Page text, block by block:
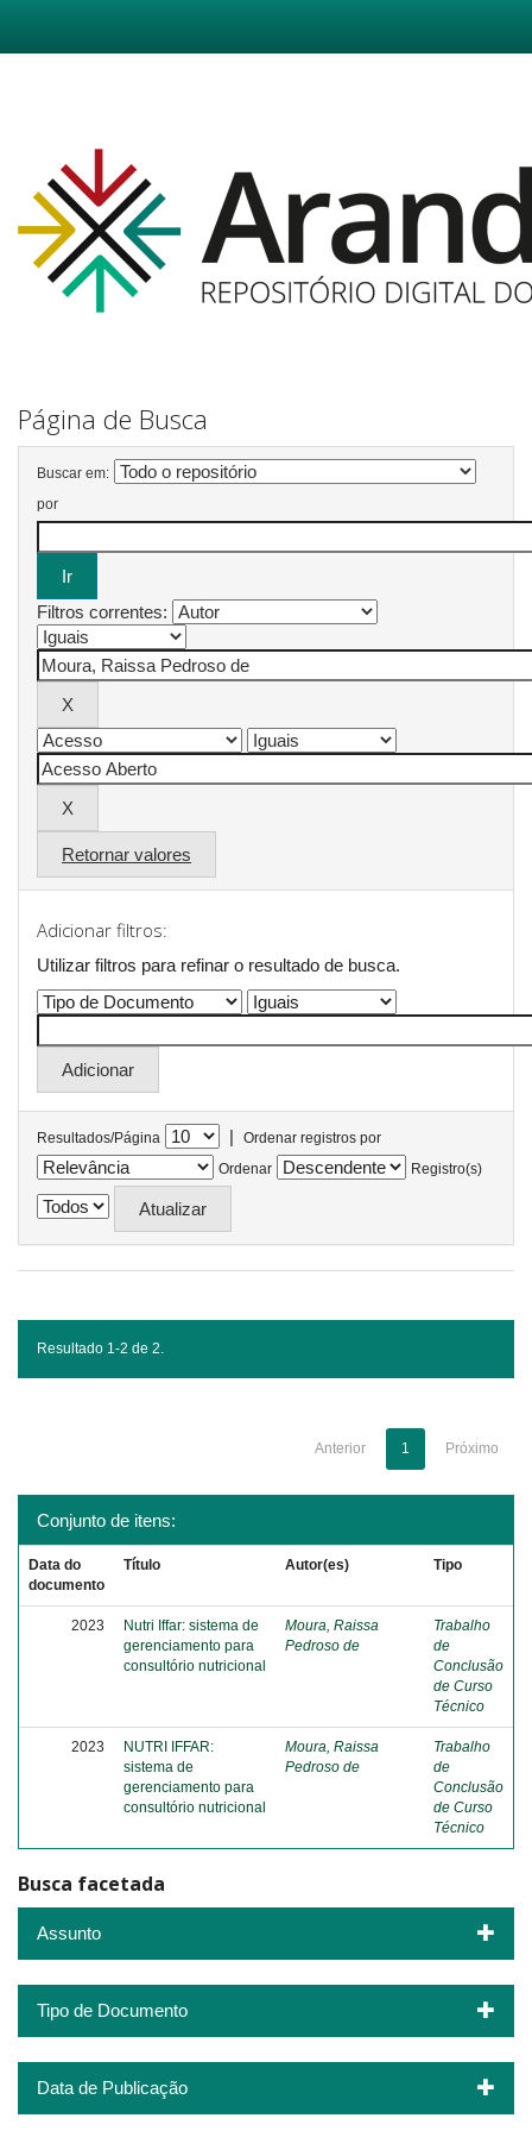
Página de Busca
Buscar em:
por
Filtros correntes:
Retornar valores
Adicionar filtros:
Utilizar filtros para refinar o resultado de busca.
Resultados/Página |
Ordenar registros por
Ordenar
Registro(s)
Resultado 1-2 de 2.
Anterior 1 Próximo
Conjunto de itens:
Data do
documento
Título Autor(es) Tipo
2023
Nutri Iffar: sistema de
gerenciamento para
consultório nutricional
Moura, Raissa
Pedroso de
Trabalho
de
Conclusão
de Curso
Técnico
2023
NUTRI IFFAR:
sistema de
gerenciamento para
consultório nutricional
Moura, Raissa
Pedroso de
Trabalho
de
Conclusão
de Curso
Técnico
Busca facetada
Assunto
Tipo de Documento
Data de Publicação